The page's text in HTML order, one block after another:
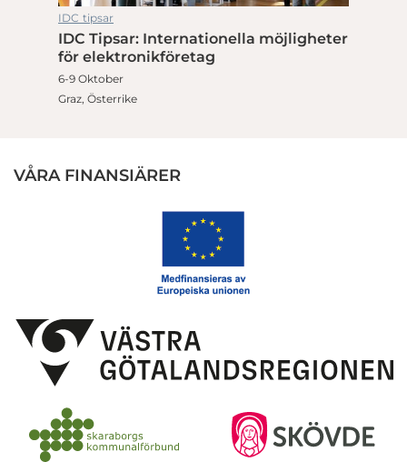
IDC tipsar
IDC Tipsar: Internationella möjligheter
för elektronikföretag
6-9 Oktober
Graz, Österrike
VÅRA FINANSIÄRER